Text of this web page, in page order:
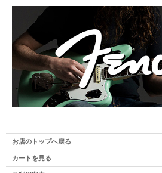
お店のトップへ戻る
カートを見る